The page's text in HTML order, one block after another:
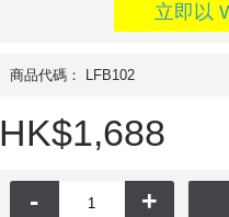
立即以
商品代碼： LFB102
HK$1,688
- +